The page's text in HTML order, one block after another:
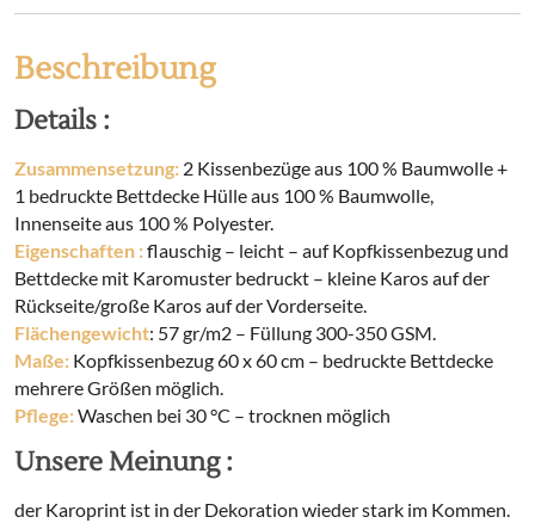
Beschreibung
Details :
Zusammensetzung: 2 Kissenbezüge aus 100 % Baumwolle +
1 bedruckte Bettdecke Hülle aus 100 % Baumwolle,
Innenseite aus 100 % Polyester.
Eigenschaften :flauschig – leicht – auf Kopfkissenbezug und
Bettdecke mit Karomuster bedruckt – kleine Karos auf der
Rückseite/große Karos auf der Vorderseite.
Flächengewicht: 57 gr/m2 – Füllung 300-350 GSM.
Maße: Kopfkissenbezug 60 x 60 cm – bedruckte Bettdecke
mehrere Größen möglich.
Pflege:Waschen bei 30 °C – trocknen möglich
Unsere Meinung :
der Karoprint ist in der Dekoration wieder stark im Kommen.